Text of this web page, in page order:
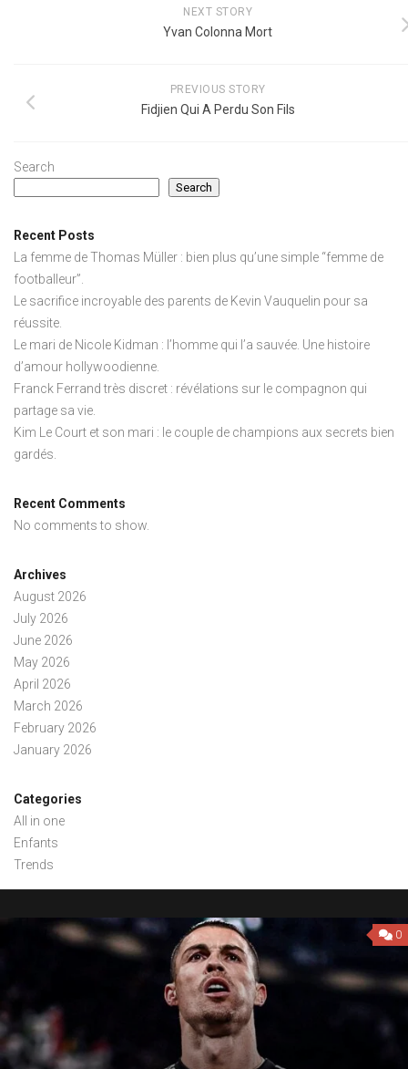
NEXT STORY
Yvan Colonna Mort
PREVIOUS STORY
Fidjien Qui A Perdu Son Fils
Search
Search
Recent Posts
La femme de Thomas Müller : bien plus qu’une simple “femme de
footballeur”.
Le sacrifice incroyable des parents de Kevin Vauquelin pour sa
réussite.
Le mari de Nicole Kidman : l’homme qui l’a sauvée. Une histoire
d’amour hollywoodienne.
Franck Ferrand très discret : révélations sur le compagnon qui
partage sa vie.
Kim Le Court et son mari : le couple de champions aux secrets bien
gardés.
Recent Comments
No comments to show.
Archives
August 2026
July 2026
June 2026
May 2026
April 2026
March 2026
February 2026
January 2026
Categories
All in one
Enfants
Trends
0